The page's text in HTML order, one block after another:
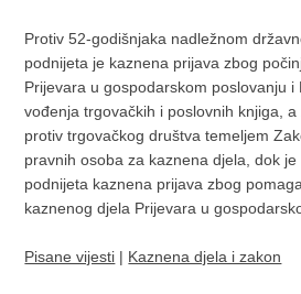
Protiv 52-godišnjaka nadležnom
podnijeta je kaznena prijava zbog
Prijevara u gospodarskom poslovanju i
vođenja trgovačkih i poslovnih knjiga,
protiv trgovačkog društva temeljem
pravnih osoba za kaznena djela, dok
podnijeta kaznena prijava zbog
kaznenog djela Prijevara u
Pisane vijesti | Kaznena djela i zakon